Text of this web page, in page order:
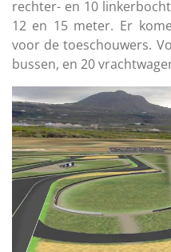
rechter- en 10
12 en 15 meter. Er
voor de toeschouwers.
bussen, en 20